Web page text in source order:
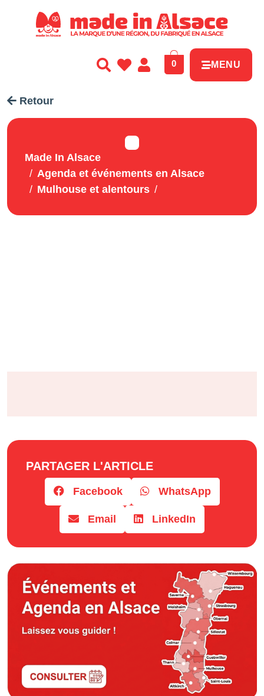
0 MENU
Retour
Made In Alsace
Agenda et événements en Alsace
Mulhouse et alentours
PARTAGER L'ARTICLE
Facebook WhatsApp
Email LinkedIn